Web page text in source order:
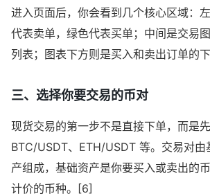
进入页面后，你会看到几个核心区域：
代表卖单，绿色代表买单；中间是交易
列表；图表下方则是买入和卖出订单的
三、选择你要交易的币对
现货交易的第一步不是直接下单，而是
BTC/USDT、ETH/USDT 等。交易对由
产组成，基础资产是你要买入或卖出的
计价的币种。[6]